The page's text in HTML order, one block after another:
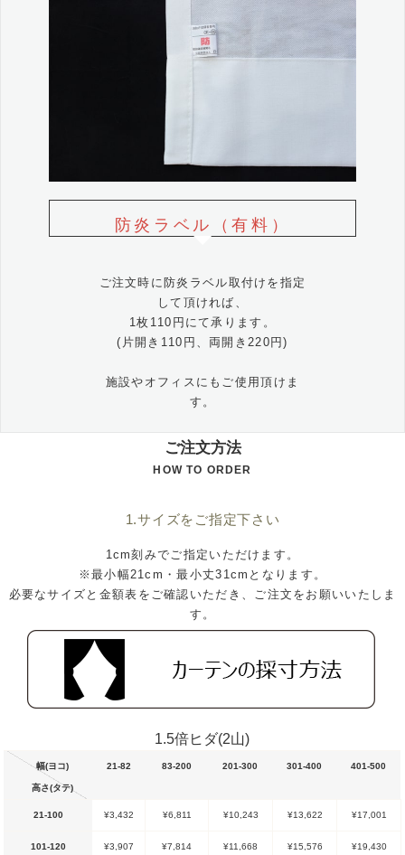
ご注文方法
HOW TO ORDER
1.サイズをご指定下さい
1cm刻みでご指定いただけます。
※最小幅21cm・最小丈31cmとなります。
必要なサイズと金額表をご確認いただき、ご注文をお願いいたしま
す。
1.5倍ヒダ(2山)
幅(ヨコ)
高さ(タテ)
21-82 83-200 201-300 301-400 401-500
21-100 ¥3,432 ¥6,811 ¥10,243 ¥13,622 ¥17,001
101-120 ¥3,907 ¥7,814 ¥11,668 ¥15,576 ¥19,430
防炎ラベル（有料）
ご注文時に防炎ラベル取付けを指定
して頂ければ、
1枚110円にて承ります。
(片開き110円、両開き220円)
施設やオフィスにもご使用頂けま
す。